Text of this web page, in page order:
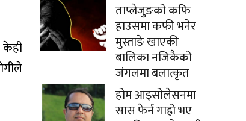
ताप्लेजुङको कफि
हाउसमा कफी भनेर
मुस्ताङे खाएकी
बालिका नजिकैको
जंगलमा बलात्कृत
होम आइसोलेसनमा
सास फेर्न गाह्रो भए